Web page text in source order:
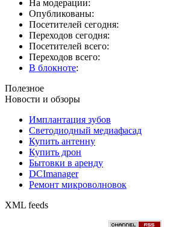
На модерации:
Опубликованы:
Посетителей сегодня:
Переходов сегодня:
Посетителей всего:
Переходов всего:
В блокноте:
Полезное
Новости и обзоры
Имплантация зубов
Светодиодный медиафасад
Купить антенну
Купить дрон
Бытовки в аренду
DCImanager
Ремонт микроволновок
XML feeds